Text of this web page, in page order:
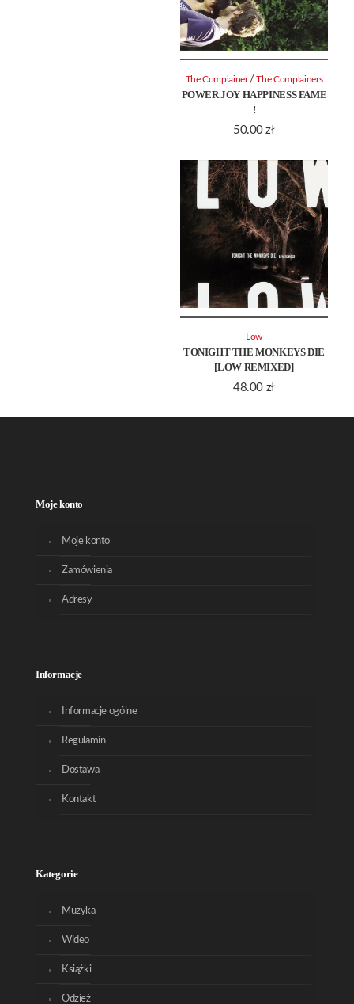
POWER JOY HAPPINESS FAME
!
50.00zł
The Complainer /The Complainers
TONIGHT THE MONKEYS DIE
[LOW REMIXED]
48.00 zł
Low
Moje konto
Moje konto
Zamówienia
Adresy
Informacje
Informacje ogólne
Regulamin
Dostawa
Kontakt
Kategorie
Muzyka
Wideo
Książki
Odzież